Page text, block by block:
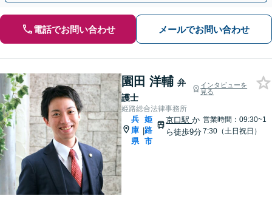
電話でお問い合わせ メールでお問い合わせ
園田 洋輔 弁
護士
インタビューを
見る
姫路総合法律事務所
兵
庫
県
|
姫
路
市
京口駅か
ら徒歩9分
営業時間：09:30~1
7:30（土日祝日）